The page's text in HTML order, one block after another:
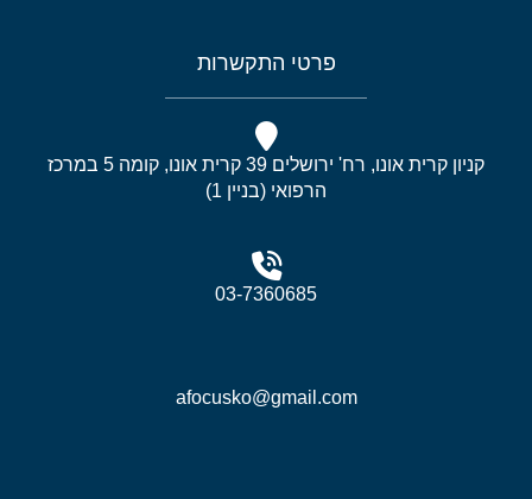
פרטי התקשרות
קניון קרית אונו, רח' ירושלים 39 קרית אונו, קומה 5 במרכז
הרפואי (בניין 1)
03-7360685
afocusko@gmail.com